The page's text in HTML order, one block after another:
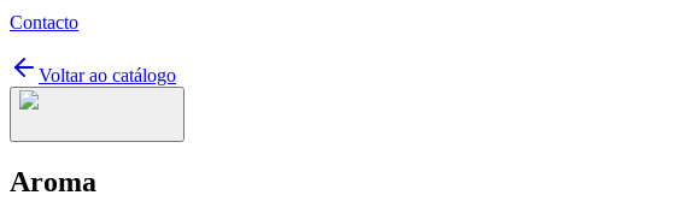
Contacto
Voltar ao catálogo
Aroma